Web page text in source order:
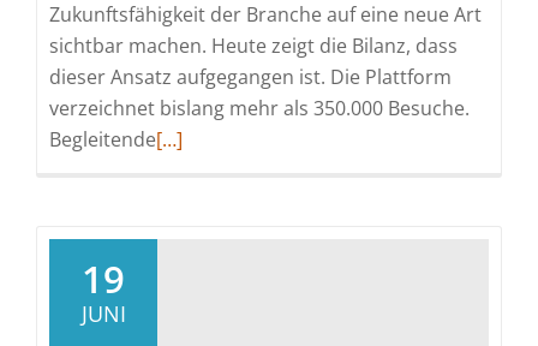
Zukunftsfähigkeit der Branche auf eine neue Art
sichtbar machen. Heute zeigt die Bilanz, dass
dieser Ansatz aufgegangen ist. Die Plattform
verzeichnet bislang mehr als 350.000 Besuche.
BegleitendeRead
[…]
19
JUNI